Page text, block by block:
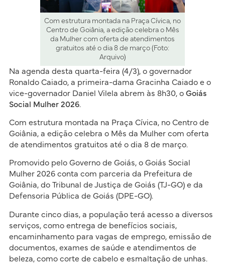
Com estrutura montada na Praça Cívica, no
Centro de Goiânia, a edição celebra o Mês
da Mulher com oferta de atendimentos
gratuitos até o dia 8 de março (Foto:
Arquivo)
Na agenda desta quarta-feira (4/3), o governador
Ronaldo Caiado, a primeira-dama Gracinha Caiado e o
vice-governador Daniel Vilela abrem às 8h30, o Goiás
Social Mulher 2026.
Com estrutura montada na Praça Cívica, no Centro de
Goiânia, a edição celebra o Mês da Mulher com oferta
de atendimentos gratuitos até o dia 8 de março.
Promovido pelo Governo de Goiás, o Goiás Social
Mulher 2026 conta com parceria da Prefeitura de
Goiânia, do Tribunal de Justiça de Goiás (TJ-GO) e da
Defensoria Pública de Goiás (DPE-GO).
Durante cinco dias, a população terá acesso a diversos
serviços, como entrega de benefícios sociais,
encaminhamento para vagas de emprego, emissão de
documentos, exames de saúde e atendimentos de
beleza, como corte de cabelo e esmaltação de unhas.